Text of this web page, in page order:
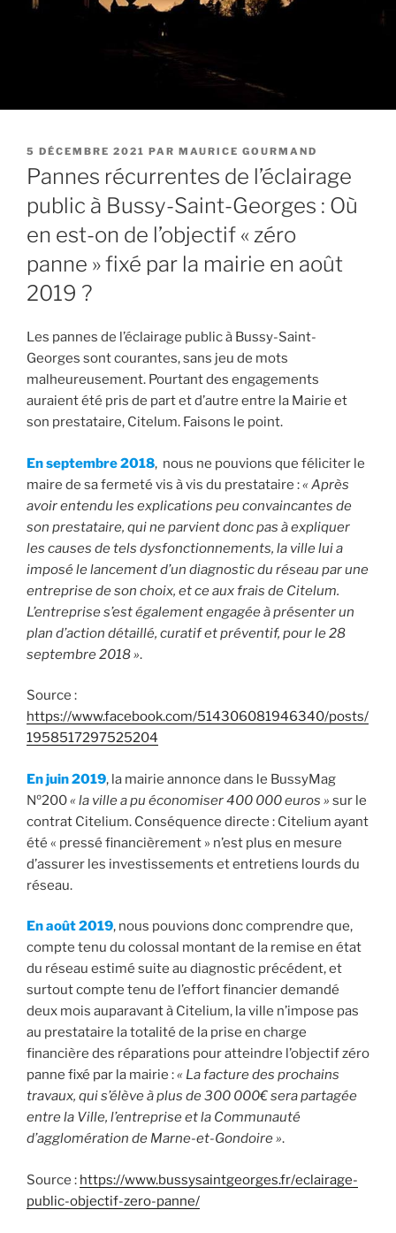
PUBLIÉ
LE
5 DÉCEMBRE 2021 PAR MAURICE GOURMAND
Pannes récurrentes de l’éclairage
public à Bussy-Saint-Georges : Où
en est-on de l’objectif « zéro
panne » fixé par la mairie en août
2019 ?
Les pannes de l’éclairage public à Bussy-Saint-
Georges sont courantes, sans jeu de mots
malheureusement. Pourtant des engagements
auraient été pris de part et d’autre entre la Mairie et
son prestataire, Citelum. Faisons le point.
En septembre 2018, nous ne pouvions que féliciter le
maire de sa fermeté vis à vis du prestataire :« Après
avoir entendu les explications peu convaincantes de
son prestataire, qui ne parvient donc pas à expliquer
les causes de tels dysfonctionnements, la ville lui a
imposé le lancement d’un diagnostic du réseau par une
entreprise de son choix, et ce aux frais de Citelum.
L’entreprise s’est également engagée à présenter un
plan d’action détaillé, curatif et préventif, pour le 28
septembre 2018 ».
Source :
https://www.facebook.com/514306081946340/posts/
1958517297525204
En juin 2019, la mairie annonce dans le BussyMag
Nº200« la ville a pu économiser 400 000 euros » sur le
contrat Citelium. Conséquence directe : Citelium ayant
été « pressé financièrement » n’est plus en mesure
d’assurer les investissements et entretiens lourds du
réseau.
En août 2019, nous pouvions donc comprendre que,
compte tenu du colossal montant de la remise en état
du réseau estimé suite au diagnostic précédent, et
surtout compte tenu de l’effort financier demandé
deux mois auparavant à Citelium, la ville n’impose pas
au prestataire la totalité de la prise en charge
financière des réparations pour atteindre l’objectif zéro
panne fixé par la mairie :« La facture des prochains
travaux, qui s’élève à plus de 300 000€ sera partagée
entre la Ville, l’entreprise et la Communauté
d’agglomération de Marne-et-Gondoire ».
Source : https://www.bussysaintgeorges.fr/eclairage-
public-objectif-zero-panne/